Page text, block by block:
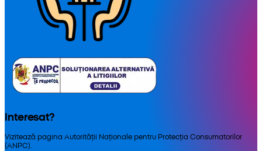
Interesat?
Vizitează pagina Autorității Naționale pentru Protecția Consumatorilor
(ANPC).